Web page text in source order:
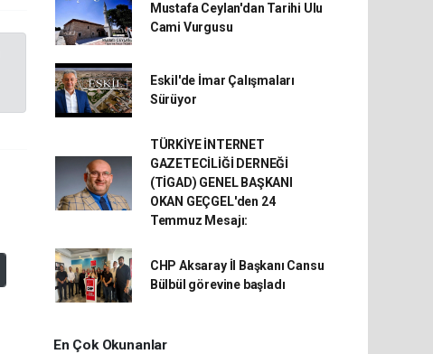
Mustafa Ceylan'dan Tarihi Ulu
Cami Vurgusu
Eskil'de İmar Çalışmaları
Sürüyor
TÜRKİYE İNTERNET
GAZETECİLİĞİ DERNEĞİ
(TİGAD) GENEL BAŞKANI
OKAN GEÇGEL'den 24
Temmuz Mesajı:
CHP Aksaray İl Başkanı Cansu
Bülbül görevine başladı
En Çok Okunanlar